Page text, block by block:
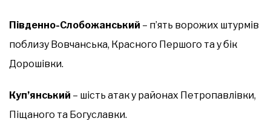
Південно-Слобожанський – п’ять ворожих штурмів
поблизу Вовчанська, Красного Першого та у бік
Дорошівки.
Куп’янський – шість атак у районах Петропавлівки,
Піщаного та Богуславки.